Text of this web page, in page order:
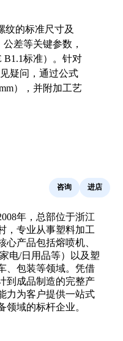
纹的标准尺寸及
差等关键参数，
B1.1标准）。针对
疑问，通过公式
），并附加工艺
咨询 进店
年，总部位于浙江
，专业从事塑料加工
产品包括熔喷机、
电/日用品等）以及塑
、包装等领域。凭借
到成品制造的完整产
力为客户提供一站式
领域的标杆企业。